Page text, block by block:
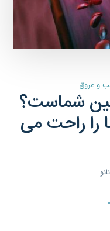
و عروق
شماست؟
راحت می